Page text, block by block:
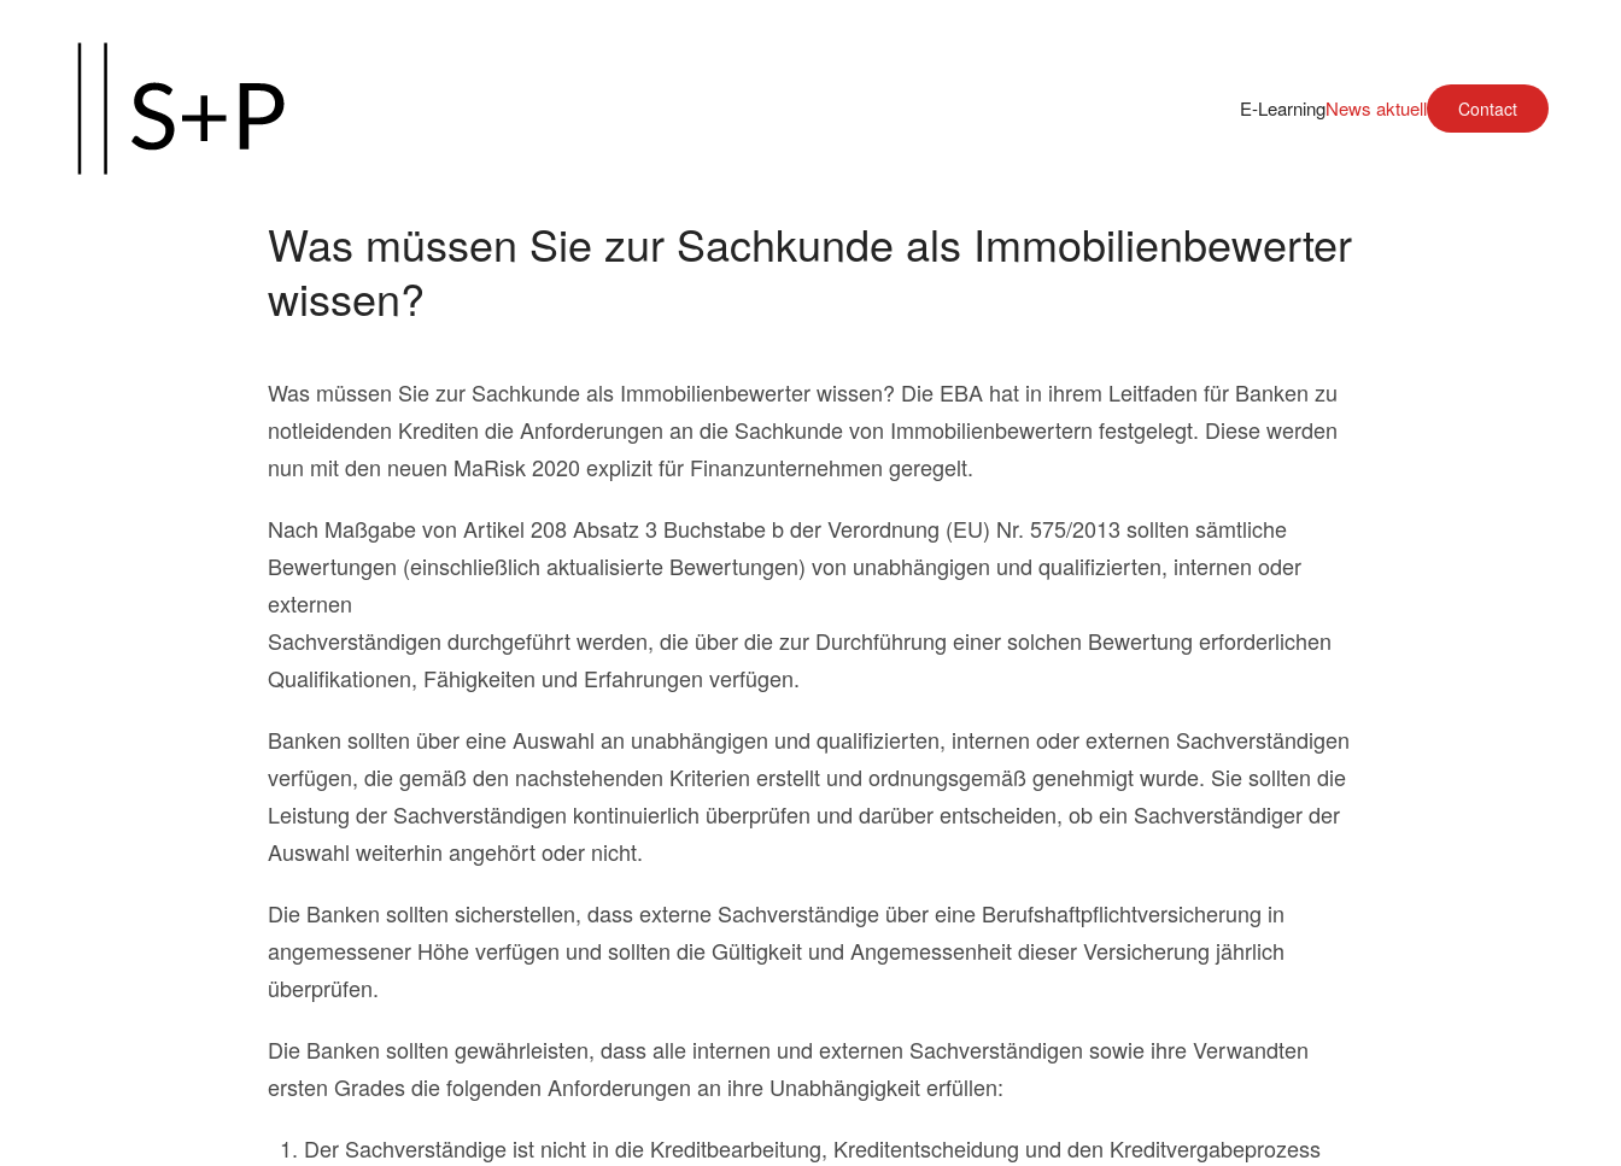
Hauptinhalt
E-LearningNews aktuell Contact
Was müssen Sie zur Sachkunde als Immobilienbewerter
wissen?
Was müssen Sie zur Sachkunde als Immobilienbewerter wissen? Die EBA hat in ihrem Leitfaden für Banken zu
notleidenden Krediten die Anforderungen an die Sachkunde von Immobilienbewertern festgelegt. Diese werden
nun mit den neuen MaRisk 2020 explizit für Finanzunternehmen geregelt.
Nach Maßgabe von Artikel 208 Absatz 3 Buchstabe b der Verordnung (EU) Nr. 575/2013 sollten sämtliche
Bewertungen (einschließlich aktualisierte Bewertungen) von unabhängigen und qualifizierten, internen oder
externen
Sachverständigen durchgeführt werden, die über die zur Durchführung einer solchen Bewertung erforderlichen
Qualifikationen, Fähigkeiten und Erfahrungen verfügen.
Banken sollten über eine Auswahl an unabhängigen und qualifizierten, internen oder externen Sachverständigen
verfügen, die gemäß den nachstehenden Kriterien erstellt und ordnungsgemäß genehmigt wurde. Sie sollten die
Leistung der Sachverständigen kontinuierlich überprüfen und darüber entscheiden, ob ein Sachverständiger der
Auswahl weiterhin angehört oder nicht.
Die Banken sollten sicherstellen, dass externe Sachverständige über eine Berufshaftpflichtversicherung in
angemessener Höhe verfügen und sollten die Gültigkeit und Angemessenheit dieser Versicherung jährlich
überprüfen.
Die Banken sollten gewährleisten, dass alle internen und externen Sachverständigen sowie ihre Verwandten
ersten Grades die folgenden Anforderungen an ihre Unabhängigkeit erfüllen:
Der Sachverständige ist nicht in die Kreditbearbeitung, Kreditentscheidung und den Kreditvergabeprozess